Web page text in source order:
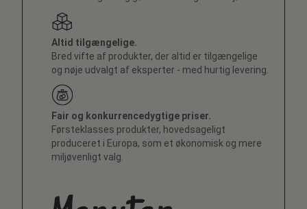
Altid tilgængelige.
Bred vifte af produkter, der altid er tilgængelige
og nøje udvalgt af eksperter - med hurtig levering.
Fair og konkurrencedygtige priser.
Førsteklasses produkter, hovedsageligt
produceret i Europa, som et økonomisk og mere
miljøvenligt valg.